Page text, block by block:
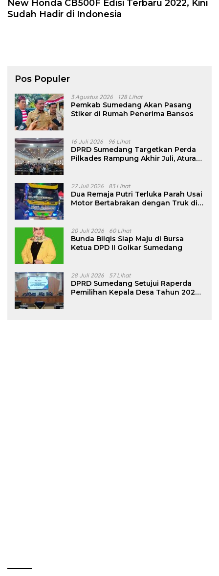
New Honda CB500F Edisi Terbaru 2022, Kini
Sudah Hadir di Indonesia
Pos Populer
3 Agustus 2026 128 Lihat
Pemkab Sumedang Akan Pasang
Stiker di Rumah Penerima Bansos
16 Juli 2026 96 Lihat
DPRD Sumedang Targetkan Perda
Pilkades Rampung Akhir Juli, Aturan
27 Juli 2026 83 Lihat
Dua Remaja Putri Terluka Parah Usai
Motor Bertabrakan dengan Truk di
20 Juli 2026 60 Lihat
Bunda Bilqis Siap Maju di Bursa
Ketua DPD II Golkar Sumedang
28 Juli 2026 57 Lihat
DPRD Sumedang Setujui Raperda
Pemilihan Kepala Desa Tahun 2026